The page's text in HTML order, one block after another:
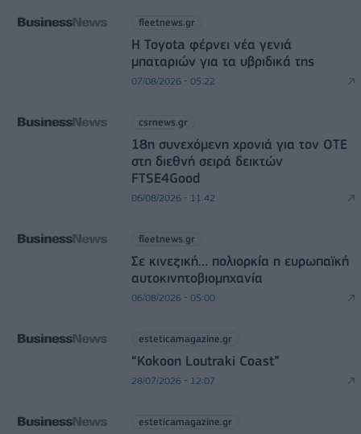
fleetnews.gr
Η Toyota φέρνει νέα γενιά
μπαταριών για τα υβριδικά της
07/08/2026 - 05:22
csrnews.gr
18η συνεχόμενη χρονιά για τον ΟΤΕ
στη διεθνή σειρά δεικτών
FTSE4Good
06/08/2026 - 11:42
fleetnews.gr
Σε κινεζική… πολιορκία η ευρωπαϊκή
αυτοκινητοβιομηχανία
06/08/2026 - 05:00
esteticamagazine.gr
“Kokoon Loutraki Coast”
28/07/2026 - 12:07
esteticamagazine.gr